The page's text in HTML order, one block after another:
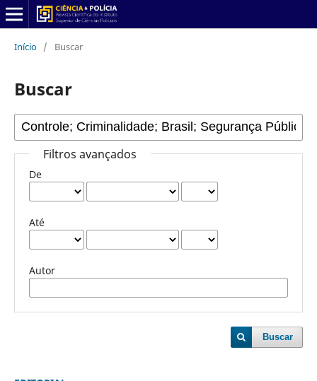
Início / Buscar
Buscar
Filtros avançados
De
Até
Autor
Buscar